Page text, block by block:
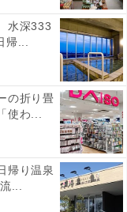
したり、余剰と思
ものだった。その
狭であれば、ど
いのに」との声も
う発表と同時に、
うち、同一車種で
部（中間車両）
水深333
帰...
の折り畳
使わ...
帰り温泉
...